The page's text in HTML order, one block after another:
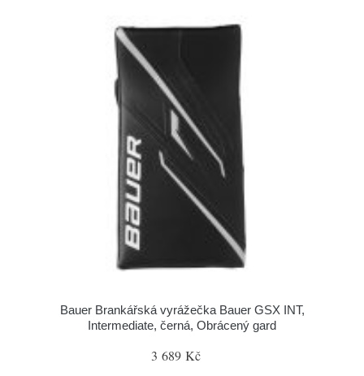
Bauer Brankářská vyrážečka Bauer GSX INT,
Intermediate, černá, Obrácený gard
3 689 Kč